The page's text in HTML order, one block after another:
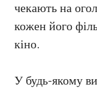
чекають на
кожен його
кіно.
У будь-якому